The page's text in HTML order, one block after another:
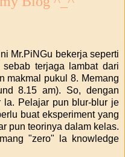
Mr.PiNGu bekerja seperti
terjaga lambat dari
makmal pukul 8. Memang
8.15 am). So, dengan
la. Pelajar pun blur-blur je
buat eksperiment yang
pun teorinya dalam kelas.
"zero" la knowledge